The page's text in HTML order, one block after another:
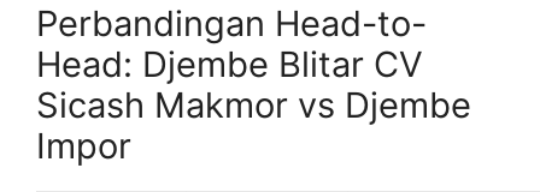
Perbandingan Head-to-
Head: Djembe Blitar CV
Sicash Makmor vs Djembe
Impor